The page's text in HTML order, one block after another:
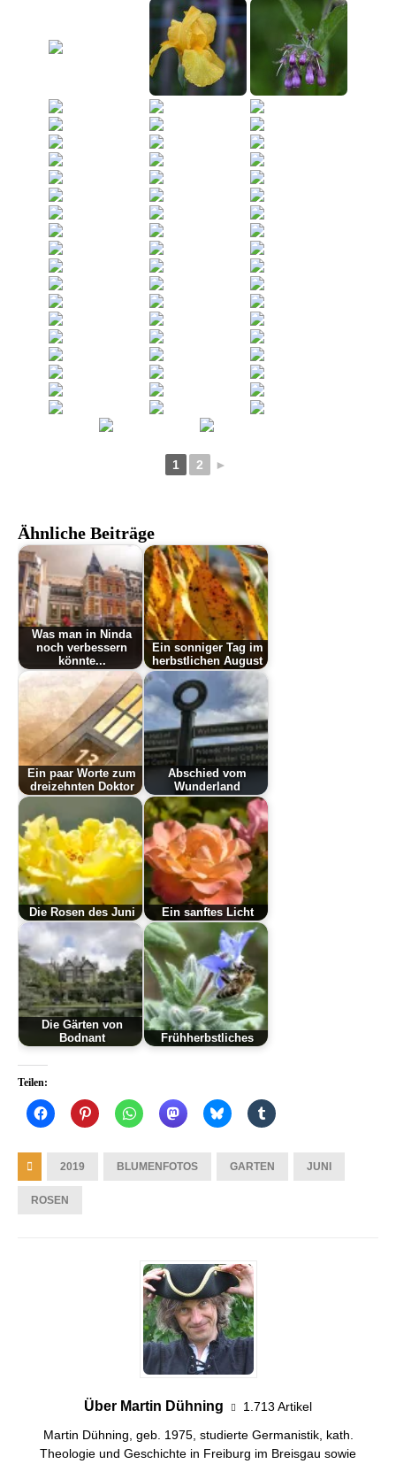
1 2 ►
Ähnliche Beiträge
Was man in Ninda
noch verbessern
könnte...
Ein sonniger Tag im
herbstlichen August
Ein paar Worte zum
dreizehnten Doktor
Abschied vom
Wunderland
Die Rosen des Juni Ein sanftes Licht
Die Gärten von
Bodnant
Frühherbstliches
Teilen:
2019 BLUMENFOTOS GARTEN JUNI
ROSEN
Über Martin Dühning 1.713 Artikel
Martin Dühning, geb. 1975, studierte Germanistik, kath.
Theologie und Geschichte in Freiburg im Breisgau sowie